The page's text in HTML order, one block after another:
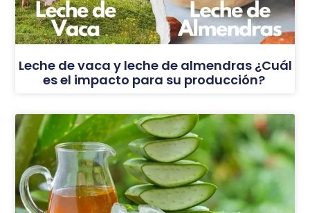
Leche de vaca y leche de almendras ¿Cuál
es el impacto para su producción?